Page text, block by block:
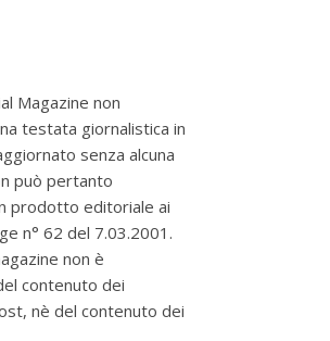
Magazine non
testata giornalistica in
senza alcuna
può pertanto
prodotto editoriale ai
n° 62 del 7.03.2001.
non è
contenuto dei
nè del contenuto dei